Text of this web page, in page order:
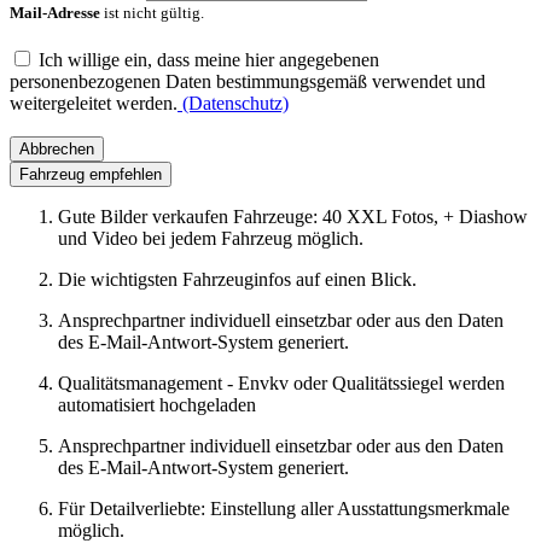
Mail-Adresse ist nicht gültig.
Ich willige ein, dass meine hier angegebenen
personenbezogenen Daten bestimmungsgemäß verwendet und
weitergeleitet werden. (Datenschutz)
Abbrechen
Fahrzeug empfehlen
Gute Bilder verkaufen Fahrzeuge: 40 XXL Fotos, + Diashow
und Video bei jedem Fahrzeug möglich.
Die wichtigsten Fahrzeuginfos auf einen Blick.
Ansprechpartner individuell einsetzbar oder aus den Daten
des E-Mail-Antwort-System generiert.
Qualitätsmanagement - Envkv oder Qualitätssiegel werden
automatisiert hochgeladen
Ansprechpartner individuell einsetzbar oder aus den Daten
des E-Mail-Antwort-System generiert.
Für Detailverliebte: Einstellung aller Ausstattungsmerkmale
möglich.